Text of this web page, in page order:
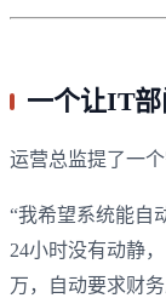
一个让IT
运营总监提了一个
“我希望系统能自
24小时没有动静
万，自动要求财